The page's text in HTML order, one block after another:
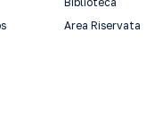
Area Riservata